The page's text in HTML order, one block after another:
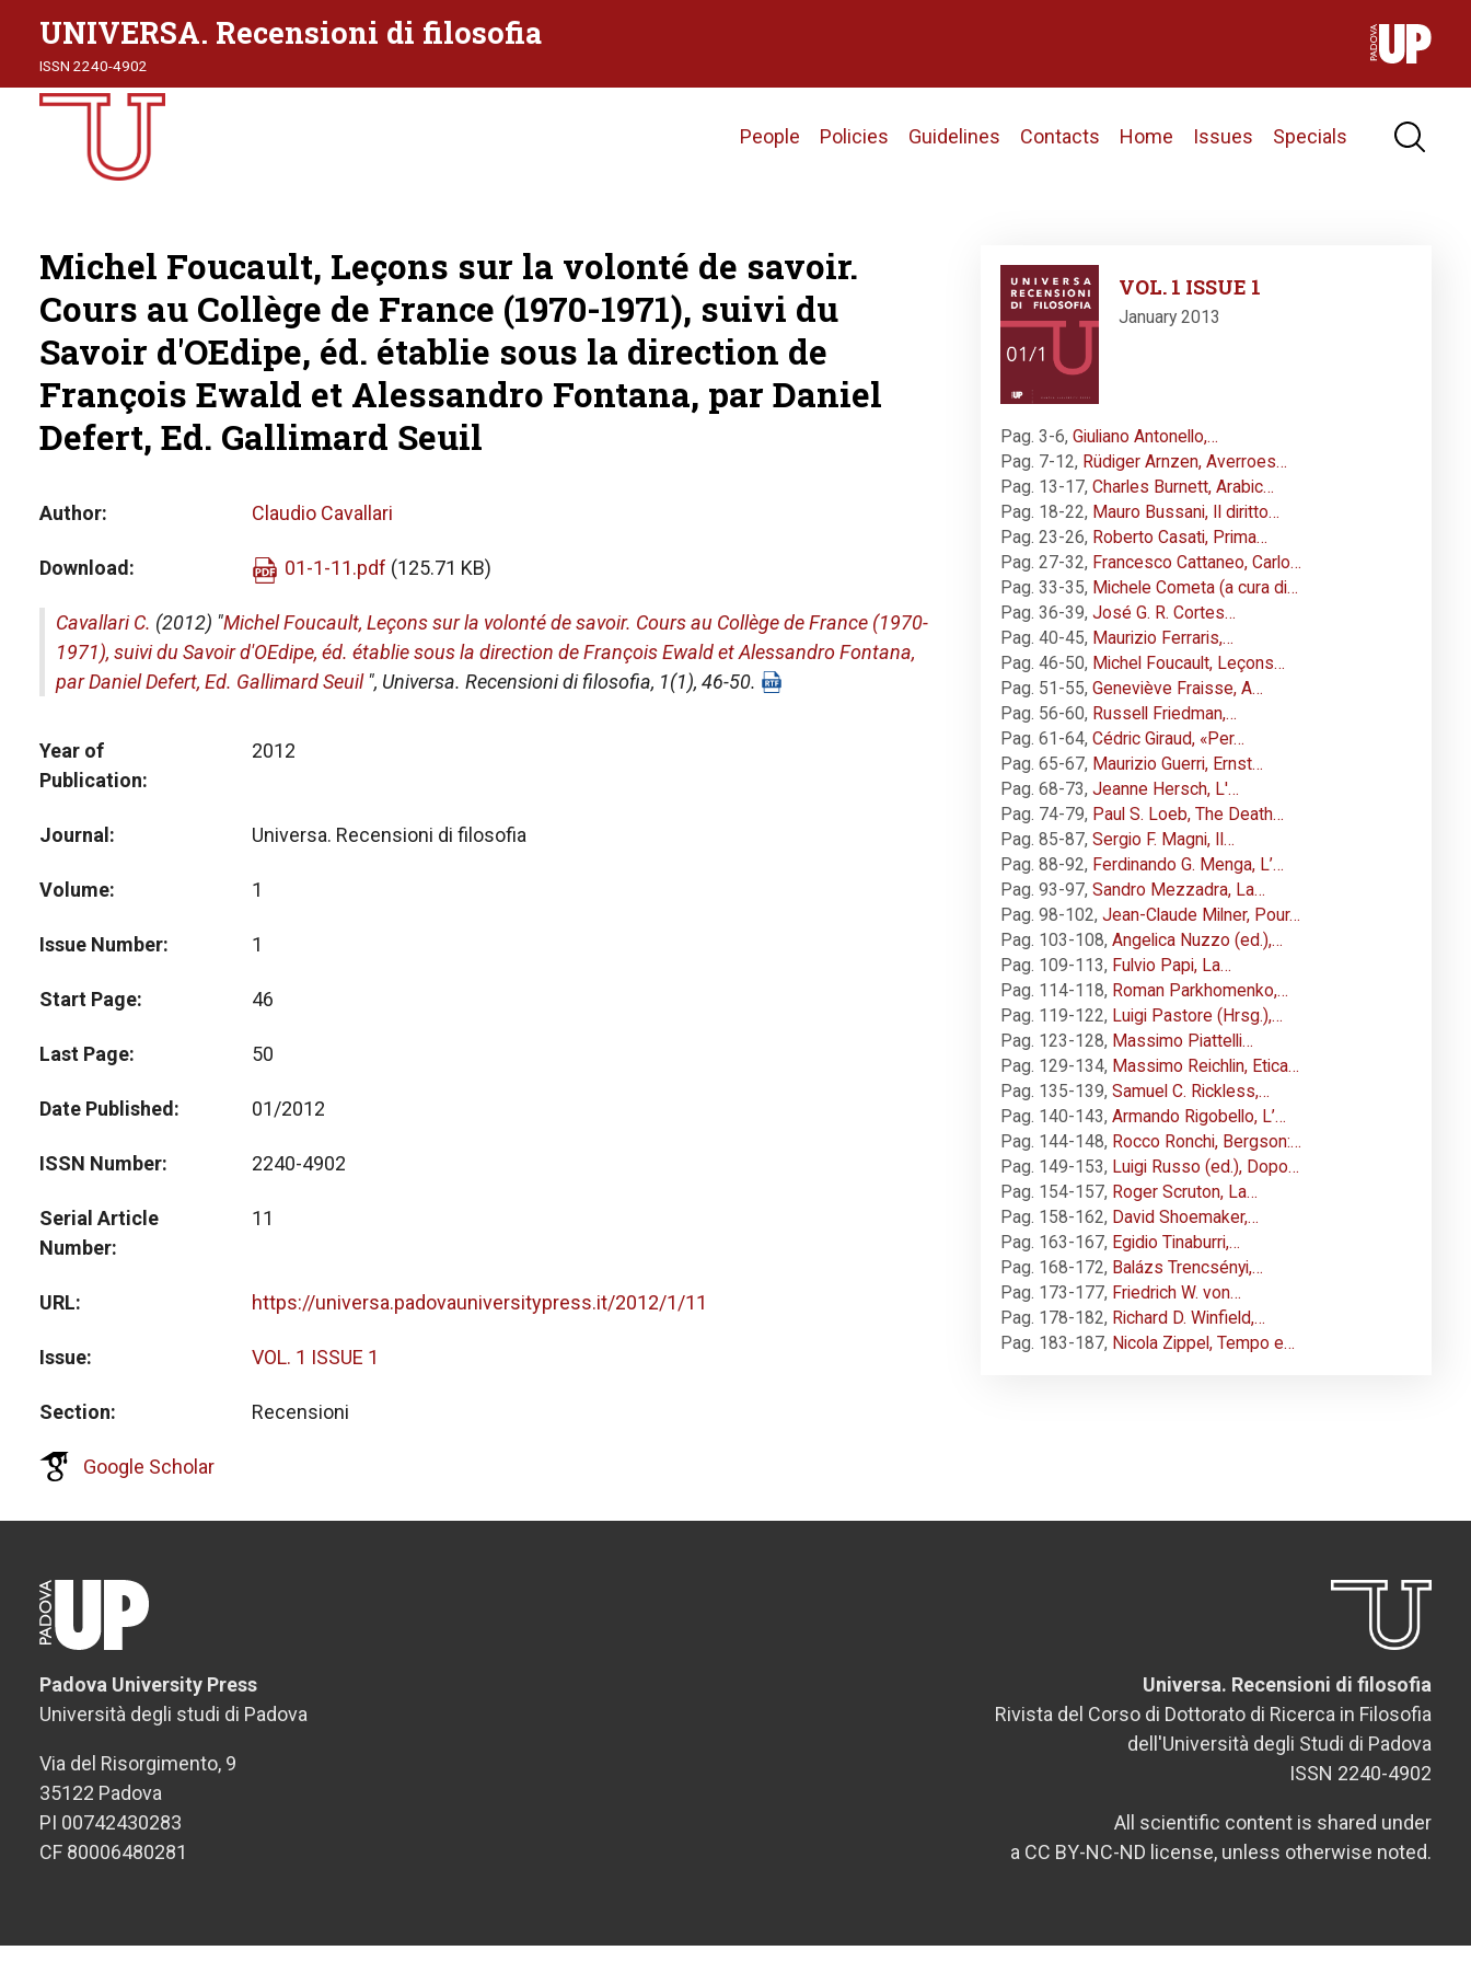
UNIVERSA. Recensioni di filosofia
ISSN 2240-4902
Main
People Policies Guidelines Contacts Home Issues Specials
Michel Foucault, Leçons sur la volonté de savoir.
Cours au Collège de France (1970-1971), suivi du
Savoir d'OEdipe, éd. établie sous la direction de
François Ewald et Alessandro Fontana, par Daniel
Defert, Ed. Gallimard Seuil
Author Claudio Cavallari
Download 01-1-11.pdf (125.71 KB)
Cavallari C. (2012) "Michel Foucault, Leçons sur la volonté de savoir. Cours au Collège de France (1970-
1971), suivi du Savoir d'OEdipe, éd. établie sous la direction de François Ewald et Alessandro Fontana,
par Daniel Defert, Ed. Gallimard Seuil", Universa. Recensioni di filosofia, 1(1), 46-50.
Year of
Publication
2012
Journal Universa. Recensioni di filosofia
Volume 1
Issue Number 1
Start Page 46
Last Page 50
Date Published 01/2012
ISSN Number 2240-4902
Serial Article
Number
11
URL https://universa.padovauniversitypress.it/2012/1/11
Issue VOL. 1 ISSUE 1
Section Recensioni
Google Scholar
Image
VOL. 1 ISSUE 1
January 2013
Pag. 3-6, Giuliano Antonello,…
Pag. 7-12, Rüdiger Arnzen, Averroes…
Pag. 13-17, Charles Burnett, Arabic…
Pag. 18-22, Mauro Bussani, Il diritto…
Pag. 23-26, Roberto Casati, Prima…
Pag. 27-32, Francesco Cattaneo, Carlo…
Pag. 33-35, Michele Cometa (a cura di…
Pag. 36-39, José G. R. Cortes…
Pag. 40-45, Maurizio Ferraris,…
Pag. 46-50, Michel Foucault, Leçons…
Pag. 51-55, Geneviève Fraisse, A…
Pag. 56-60, Russell Friedman,…
Pag. 61-64, Cédric Giraud, «Per…
Pag. 65-67, Maurizio Guerri, Ernst…
Pag. 68-73, Jeanne Hersch, L'…
Pag. 74-79, Paul S. Loeb, The Death…
Pag. 85-87, Sergio F. Magni, Il…
Pag. 88-92, Ferdinando G. Menga, L’…
Pag. 93-97, Sandro Mezzadra, La…
Pag. 98-102, Jean-Claude Milner, Pour…
Pag. 103-108, Angelica Nuzzo (ed.),…
Pag. 109-113, Fulvio Papi, La…
Pag. 114-118, Roman Parkhomenko,…
Pag. 119-122, Luigi Pastore (Hrsg.),…
Pag. 123-128, Massimo Piattelli…
Pag. 129-134, Massimo Reichlin, Etica…
Pag. 135-139, Samuel C. Rickless,…
Pag. 140-143, Armando Rigobello, L’…
Pag. 144-148, Rocco Ronchi, Bergson:…
Pag. 149-153, Luigi Russo (ed.), Dopo…
Pag. 154-157, Roger Scruton, La…
Pag. 158-162, David Shoemaker,…
Pag. 163-167, Egidio Tinaburri,…
Pag. 168-172, Balázs Trencsényi,…
Pag. 173-177, Friedrich W. von…
Pag. 178-182, Richard D. Winfield,…
Pag. 183-187, Nicola Zippel, Tempo e…
Padova University Press
Università degli studi di Padova
Via del Risorgimento, 9
35122 Padova
PI 00742430283
CF 80006480281
Universa. Recensioni di filosofia
Rivista del Corso di Dottorato di Ricerca in Filosofia
dell'Università degli Studi di Padova
ISSN 2240-4902
All scientific content is shared under
a CC BY-NC-ND license, unless otherwise noted.